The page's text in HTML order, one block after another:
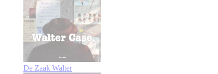
De Zaak Walter